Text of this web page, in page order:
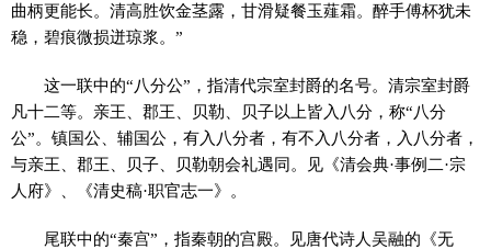
曲柄更能长。清高胜饮金茎露，甘滑疑餐玉薤霜。醉手傅杯犹未
稳，碧痕微损迸琼浆。”
这一联中的“八分公”，指清代宗室封爵的名号。清宗室封爵
凡十二等。亲王、郡王、贝勒、贝子以上皆入八分，称“八分
公”。镇国公、辅国公，有入八分者，有不入八分者，入八分者，
与亲王、郡王、贝子、贝勒朝会礼遇同。见《清会典·事例二·宗
人府》、《清史稿·职官志一》。
尾联中的“秦宫”，指秦朝的宫殿。见唐代诗人吴融的《无